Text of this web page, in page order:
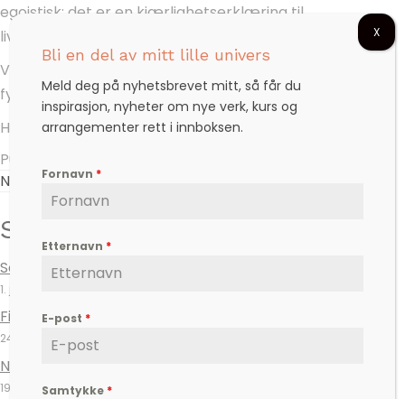
egoistisk; det er en kjærlighetserklæring til
livet.
Vi sees på dansgulvet – ikke bare nå, men også når vi
fyller 80!
Hilsen Bjørg
Publisert 13. oktober 2024
Nyheter
Siste innlegg
Sommerutstillingen hos Galleri Buen nærmer seg
1. juli 2026
Fire nye notatbøker – nå er de her
24. juni 2026
Nye besøkstider i Lykkehaven
19. juni 2026
Bli en del av mitt lille univers
Meld deg på nyhetsbrevet mitt, så får du
inspirasjon, nyheter om nye verk, kurs og
arrangementer rett i innboksen.
Fornavn *
Etternavn *
E-post *
Samtykke *
X